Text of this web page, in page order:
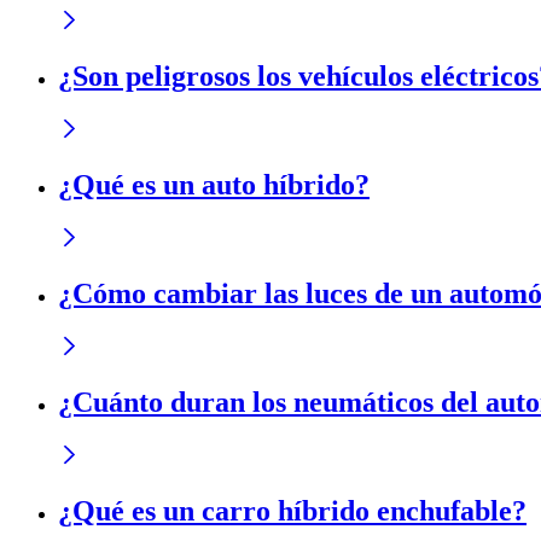
¿Son peligrosos los vehículos
¿Qué es un auto híbrido?
¿Cómo cambiar las luces de un
¿Cuánto duran los neumáticos del
¿Qué es un carro híbrido enchufable?